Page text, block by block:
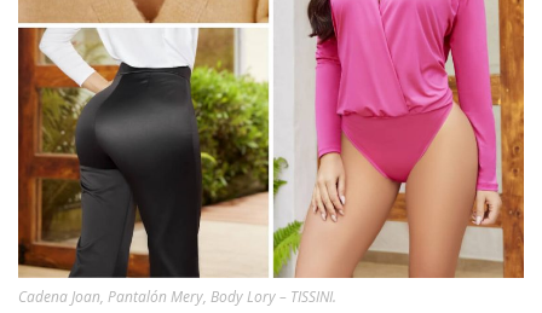
Cadena Joan, Pantalón Mery, Body Lory – TISSINI.